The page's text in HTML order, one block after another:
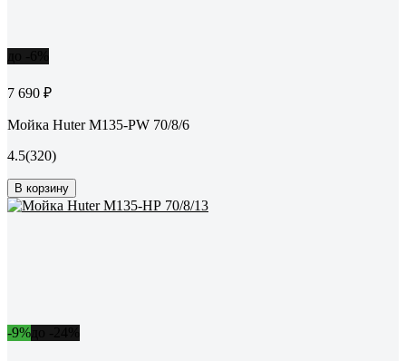
7 690 ₽
Мойка Huter M135-РW 70/8/6
4.5(320)
В корзину
-9%